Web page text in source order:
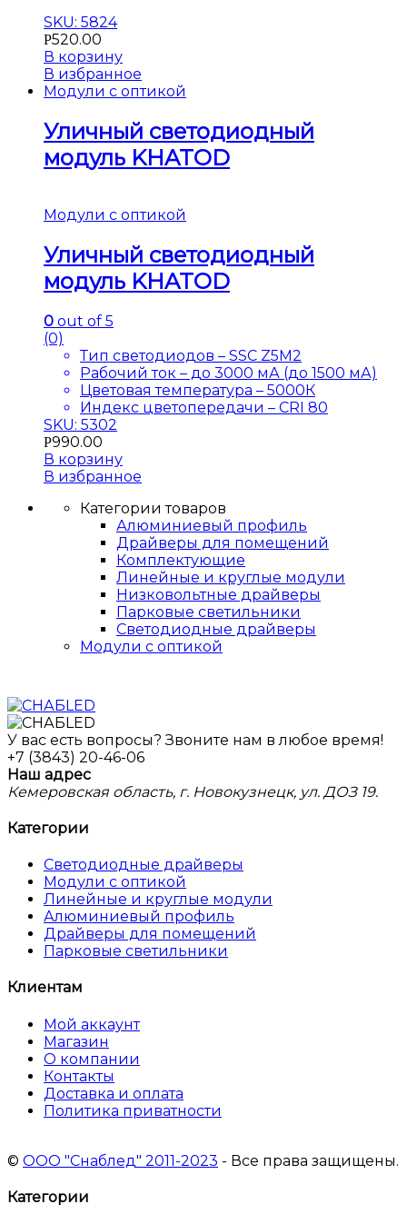
SKU: 5824
Р520.00
В корзину
В избранное
Модули с оптикой
Уличный светодиодный
модуль KHATOD
Модули с оптикой
Уличный светодиодный
модуль KHATOD
0 out of 5
(0)
Тип светодиодов – SSC Z5M2
Рабочий ток – до 3000 мА (до 1500 мА)
Цветовая температура – 5000К
Индекс цветопередачи – CRI 80
SKU: 5302
Р990.00
В корзину
В избранное
Категории товаров
Алюминиевый профиль
Драйверы для помещений
Комплектующие
Линейные и круглые модули
Низковольтные драйверы
Парковые светильники
Светодиодные драйверы
Модули с оптикой
У вас есть вопросы? Звоните нам в любое время!
+7 (3843) 20-46-06
Наш адрес
Кемеровская область, г. Новокузнецк, ул. ДОЗ 19.
Категории
Светодиодные драйверы
Модули с оптикой
Линейные и круглые модули
Алюминиевый профиль
Драйверы для помещений
Парковые светильники
Клиентам
Мой аккаунт
Магазин
О компании
Контакты
Доставка и оплата
Политика приватности
© ООО "Снаблед" 2011-2023 - Все права защищены.
Категории